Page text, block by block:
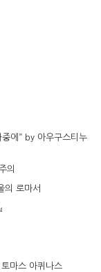
에” by 아우구스티누
의
의 로마서
마스 아퀴나스